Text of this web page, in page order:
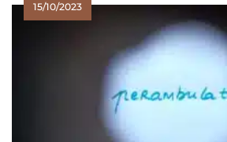
15/10/2023